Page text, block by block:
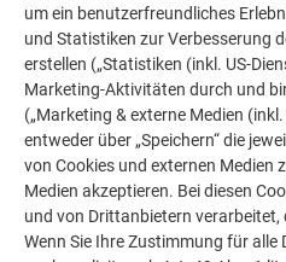
LASSEN SIE SICH
WEITERE OBJEKTE
Die PREFA Referenzgalerie
Aluminium eingesetzt
weitere beeindruckende
PREFA Aluminiumlösungen
um ein benutzerfreundliches
und Statistiken zur Verbesserung
erstellen („Statistiken (inkl. US-
Marketing-Aktivitäten durch und
(„Marketing & externe Medien
entweder über „Speichern“ die
von Cookies und externen Medien
Medien akzeptieren. Bei diesen
und von Drittanbietern verarbeitet,
Wenn Sie Ihre Zustimmung für alle